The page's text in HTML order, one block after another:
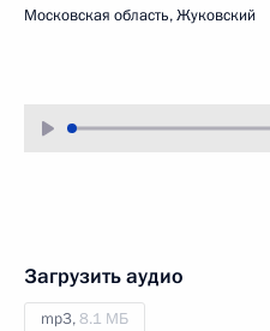
Московская область, Жуковский
Загрузить аудио
mp3,8.1 МБ